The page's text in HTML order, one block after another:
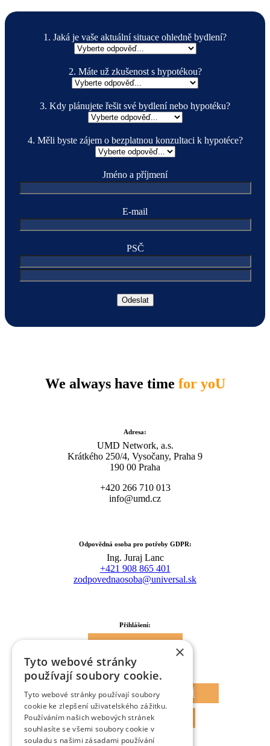
1. Jaká je vaše aktuální situace ohledně bydlení?
2. Máte už zkušenost s hypotékou?
3. Kdy plánujete řešit své bydlení nebo hypotéku?
4. Měli byste zájem o bezplatnou konzultaci k hypotéce?
Jméno a příjmení
E-mail
PSČ
We always have time for yoU
Adresa:
UMD Network, a.s.
Krátkého 250/4, Vysočany, Praha 9
190 00 Praha
+420 266 710 013
info@umd.cz
Odpovědná osoba pro potřeby GDPR:
Ing. Juraj Lanc
+421 908 865 401
zodpovednaosoba@universal.sk
Přihlášení:
PORTOS
AKADEMIE VZDĚLÁVÁNÍ
MAGAZÍN UMD
×
Tyto webové stránky
používají soubory cookie.
Tyto webové stránky používají soubory
cookie ke zlepšení uživatelského zážitku.
Používáním našich webových stránek
souhlasíte se všemi soubory cookie v
souladu s našimi zásadami používání